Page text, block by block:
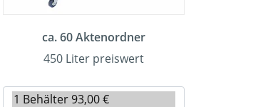
ca. 60 Aktenordner
450 Liter preiswert